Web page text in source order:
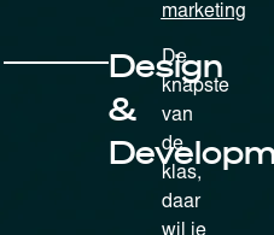
marketing
Design
&
De
knapste
van
de
klas,
daar